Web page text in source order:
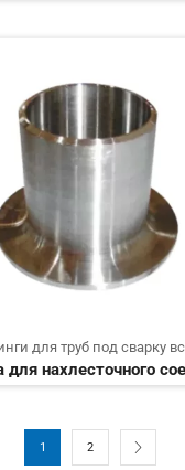
для труб под сварку
для нахлесточного
1 2